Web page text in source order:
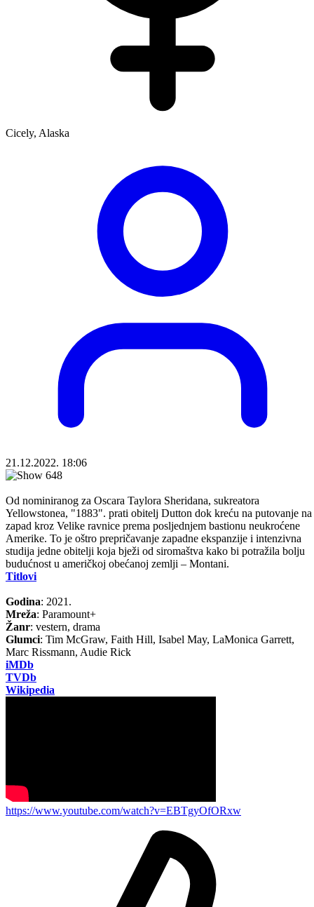
Cicely, Alaska
21.12.2022. 18:06
Od nominiranog za Oscara Taylora Sheridana, sukreatora
Yellowstonea, "1883". prati obitelj Dutton dok kreću na putovanje na
zapad kroz Velike ravnice prema posljednjem bastionu neukroćene
Amerike. To je oštro prepričavanje zapadne ekspanzije i intenzivna
studija jedne obitelji koja bježi od siromaštva kako bi potražila bolju
budućnost u američkoj obećanoj zemlji – Montani.
Titlovi
Godina: 2021.
Mreža: Paramount+
Žanr: vestern, drama
Glumci: Tim McGraw, Faith Hill, Isabel May, LaMonica Garrett,
Marc Rissmann, Audie Rick
iMDb
TVDb
Wikipedia
https://www.youtube.com/watch?v=EBTgyOfORxw